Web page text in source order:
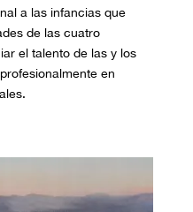
a las infancias que
de las cuatro
el talento de las y los
en